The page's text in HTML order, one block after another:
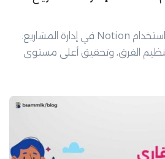
دليل شامل يشرح كيفية استخدام Notion في إدارة المشاريع.
الفرق، وتحقيق أعلى مستوى